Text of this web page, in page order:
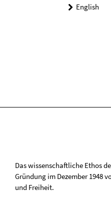
English
Das wissenschaftliche Ethos
Gründung im Dezember 1948
und Freiheit.